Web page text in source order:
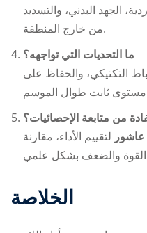
الجهد البدني، والتسديد
من خارج المنطقة.
ما التحديات التي تواجهه؟
التكتيكي، والحفاظ على
من متابعة الإحصائيات؟
عاشور لتقييم الأداء، مقارنة
الخلاصة